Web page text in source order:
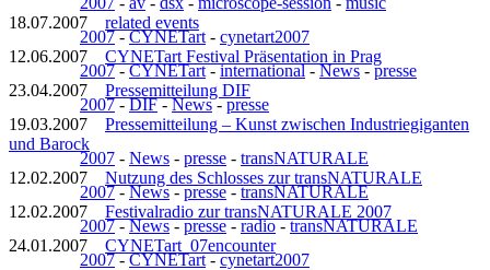
18.07.2007 related events
2007-CYNETart - cynetart2007
12.06.2007 CYNETart Festival Präsentation in Prag
2007-CYNETart-international-News-presse
23.04.2007 Pressemitteilung DIF
2007-DIF-News-presse
19.03.2007 Pressemitteilung – Kunst zwischen Industriegiganten
und Barock
2007 - News - presse - transNATURALE
12.02.2007 Nutzung des Schlosses zur transNATURALE
2007-News-presse-transNATURALE
12.02.2007 Festivalradio zur transNATURALE 2007
2007-News-presse-radio-transNATURALE
24.01.2007 CYNETart_07encounter
2007-CYNETart-cynetart2007